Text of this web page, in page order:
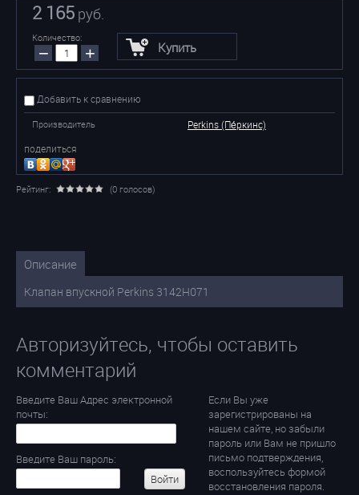
2 165 руб.
Количество:
− + Купить
Добавить к сравнению
Производитель
Perkins (Пе́ркинс)
поделиться
Рейтинг: (0 голосов)
Описание
Клапан впускной Perkins 3142H071
Авторизуйтесь, чтобы оставить
комментарий
Введите Ваш Адрес электронной
почты:
Введите Ваш пароль:
Войти
Если Вы уже
зарегистрированы на
нашем сайте, но забыли
пароль или Вам не пришло
письмо подтверждения,
воспользуйтесь формой
восстановления пароля.